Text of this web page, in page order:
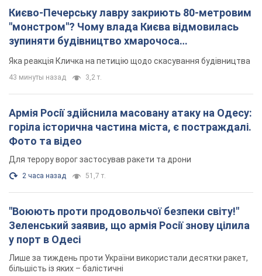
Києво-Печерську лавру закриють 80-метровим
"монстром"? Чому влада Києва відмовилась
зупиняти будівництво хмарочоса
"московського вірянина"
Яка реакція Кличка на петицію щодо скасування будівництва
43 минуты назад 3,2 т.
Армія Росії здійснила масовану атаку на Одесу:
горіла історична частина міста, є постраждалі.
Фото та відео
Для терору ворог застосував ракети та дрони
2 часа назад 51,7 т.
"Воюють проти продовольчої безпеки світу!"
Зеленський заявив, що армія Росії знову цілила
у порт в Одесі
Лише за тиждень проти України використали десятки ракет,
більшість із яких – балістичні